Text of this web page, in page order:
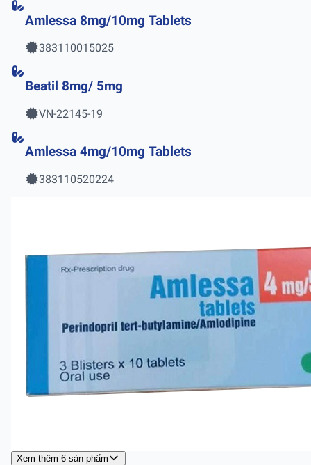
Amlessa 8mg/10mg Tablets
383110015025
Beatil 8mg/ 5mg
VN-22145-19
Amlessa 4mg/10mg Tablets
383110520224
Xem thêm 6 sản phẩm